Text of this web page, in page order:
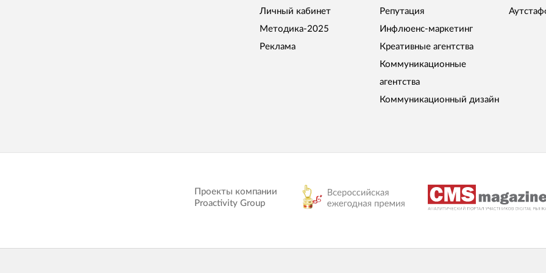
Личный кабинет
Методика-2025
Реклама
Репутация
Инфлюенс-маркетинг
Креативные агентства
Коммуникационные
агентства
Коммуникационный дизайн
Проекты компании
Proactivity Group